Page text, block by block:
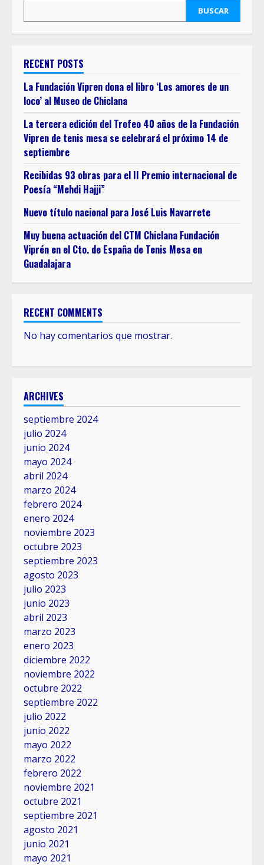
BUSCAR
RECENT POSTS
La Fundación Vipren dona el libro ‘Los amores de un
loco’ al Museo de Chiclana
La tercera edición del Trofeo 40 años de la Fundación
Vipren de tenis mesa se celebrará el próximo 14 de
septiembre
Recibidas 93 obras para el II Premio internacional de
Poesía “Mehdi Hajji”
Nuevo título nacional para José Luis Navarrete
Muy buena actuación del CTM Chiclana Fundación
Viprén en el Cto. de España de Tenis Mesa en
Guadalajara
RECENT COMMENTS
No hay comentarios que mostrar.
ARCHIVES
septiembre 2024
julio 2024
junio 2024
mayo 2024
abril 2024
marzo 2024
febrero 2024
enero 2024
noviembre 2023
octubre 2023
septiembre 2023
agosto 2023
julio 2023
junio 2023
abril 2023
marzo 2023
enero 2023
diciembre 2022
noviembre 2022
octubre 2022
septiembre 2022
julio 2022
junio 2022
mayo 2022
marzo 2022
febrero 2022
noviembre 2021
octubre 2021
septiembre 2021
agosto 2021
junio 2021
mayo 2021